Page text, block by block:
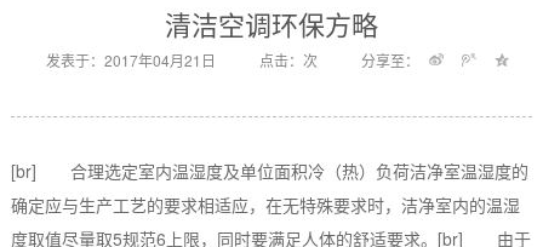
清洁空调环保方略
发表于：2017年04月21日 点击：次 分享至：
[br] 合理选定室内温湿度及单位面积冷（热）负荷洁净室温湿度的
确定应与生产工艺的要求相适应，在无特殊要求时，洁净室内的温湿
度取值尽量取5规范6上限，同时要满足人体的舒适要求。[br] 由于